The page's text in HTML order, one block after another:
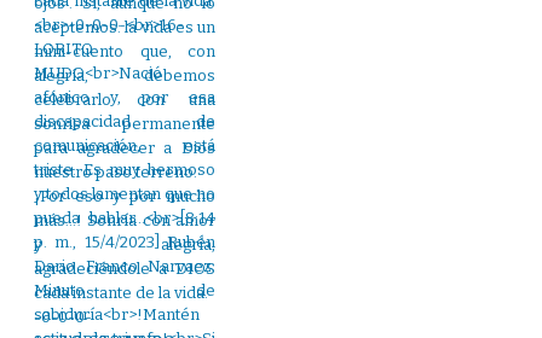
aceptemos: la vida es un
mini-cuento que, con
alegría, debemos
celebrarlo con una
sonrisa permanente
para agradecer a Dios
nuestro paso terreno.
¡Por eso y por mucho
más…! Sonría con amor
y alegría,
agradeciéndole a DIOS
cada instante de la vida.
-0-0-0-